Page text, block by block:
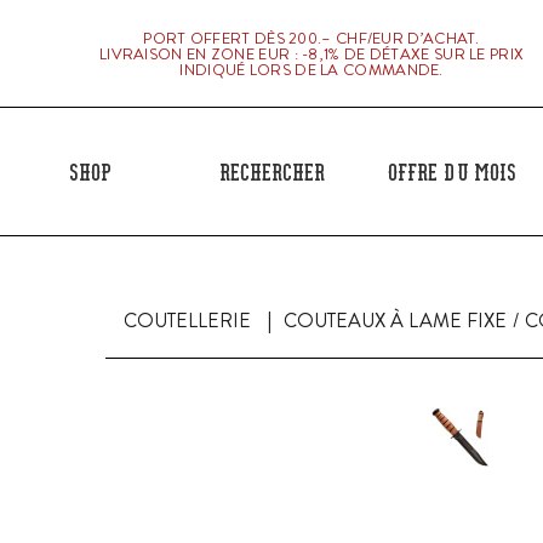
PORT OFFERT DÈS 200.– CHF/EUR D’ACHAT.
LIVRAISON EN ZONE EUR : -8,1% DE DÉTAXE SUR LE PRIX
INDIQUÉ LORS DE LA COMMANDE.
Shop Rechercher Offre du mois
COUTELLERIE COUTEAUX À LAME FIXE